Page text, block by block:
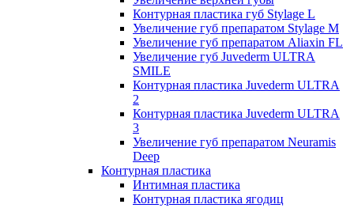
Контурная пластика губ Stylage L
Увеличение губ препаратом Stylage M
Увеличение губ препаратом Aliaxin FL
Увеличение губ Juvederm ULTRA
SMILE
Контурная пластика Juvederm ULTRA
2
Контурная пластика Juvederm ULTRA
3
Увеличение губ препаратом Neuramis
Deep
Контурная пластика
Интимная пластика
Контурная пластика ягодиц